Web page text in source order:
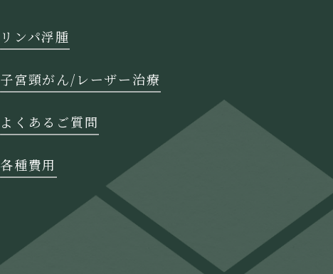
リンパ浮腫
子宮頸がん/レーザー治療
よくあるご質問
各種費用